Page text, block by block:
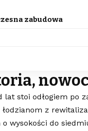
zabudowa
stoi odłogiem po
łodzianom z
wysokości do